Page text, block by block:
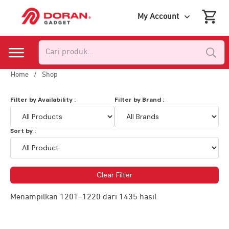
My Account
Home / Shop
Filter by Availability : Filter by Brand :
Sort by :
Clear Filter
Menampilkan 1201–1220 dari 1435 hasil